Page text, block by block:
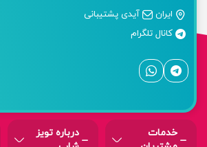
ایران
آیدی پشتیبانی
کانال تلگرام
خدمات
درباره‌ تویز